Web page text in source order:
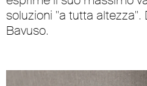
soluzioni "a tutta
Bavuso.